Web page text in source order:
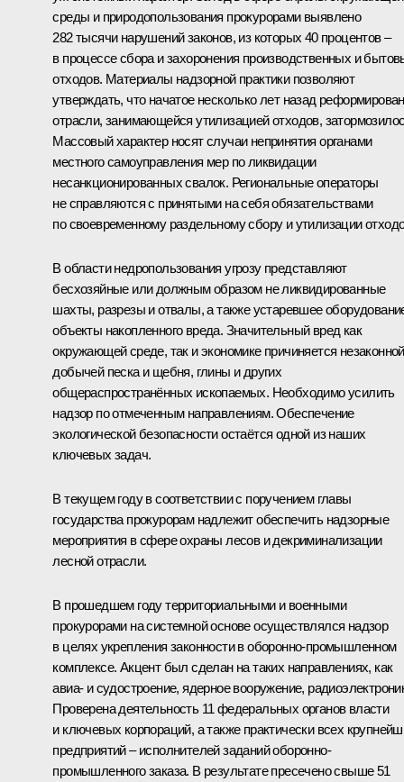
среды и природопользования прокурорами выявлено
282 тысячи нарушений законов, из которых 40 процентов –
в процессе сбора и захоронения производственных и
отходов. Материалы надзорной практики позволяют
утверждать, что начатое несколько лет назад
отрасли, занимающейся утилизацией отходов,
Массовый характер носят случаи непринятия органами
местного самоуправления мер по ликвидации
несанкционированных свалок. Региональные операторы
не справляются с принятыми на себя обязательствами
по своевременному раздельному сбору и утилизации
В области недропользования угрозу представляют
бесхозяйные или должным образом не ликвидированные
шахты, разрезы и отвалы, а также устаревшее
объекты накопленного вреда. Значительный вред как
окружающей среде, так и экономике причиняется незаконной
добычей песка и щебня, глины и других
общераспространённых ископаемых. Необходимо усилить
надзор по отмеченным направлениям. Обеспечение
экологической безопасности остаётся одной из наших
ключевых задач.
В текущем году в соответствии с поручением главы
государства прокурорам надлежит обеспечить надзорные
мероприятия в сфере охраны лесов и декриминализации
лесной отрасли.
В прошедшем году территориальными и военными
прокурорами на системной основе осуществлялся надзор
в целях укрепления законности в оборонно-промышленном
комплексе. Акцент был сделан на таких направлениях, как
авиа- и судостроение, ядерное вооружение,
Проверена деятельность 11 федеральных органов власти
и ключевых корпораций, а также практически всех
предприятий – исполнителей заданий оборонно-
промышленного заказа. В результате пресечено свыше 51